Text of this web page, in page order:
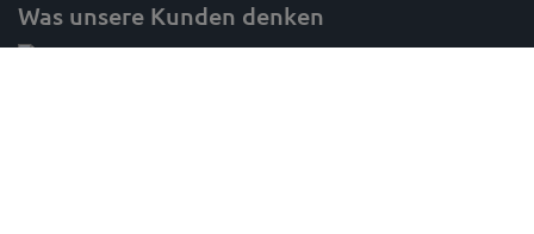
Was unsere Kunden denken